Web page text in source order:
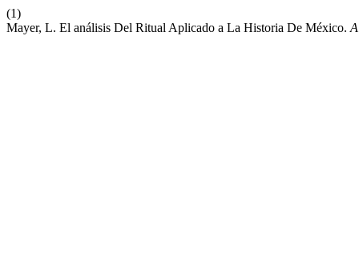
(1)
Mayer, L. El análisis Del Ritual Aplicado a La Historia De México.